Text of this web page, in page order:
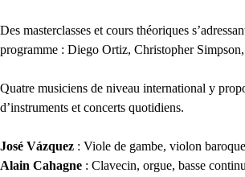
Des masterclasses et cours théoriques
programme : Diego Ortiz, Christopher
Quatre musiciens de niveau international y
d’instruments et concerts quotidiens.
José Vázquez : Viole de gambe, violon
Alain Cahagne : Clavecin, orgue, basse